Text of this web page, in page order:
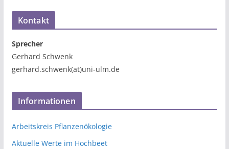
Kontakt
Sprecher
Gerhard Schwenk
gerhard.schwenk(at)uni-ulm.de
Informationen
Arbeitskreis Pflanzenökologie
Aktuelle Werte im Hochbeet